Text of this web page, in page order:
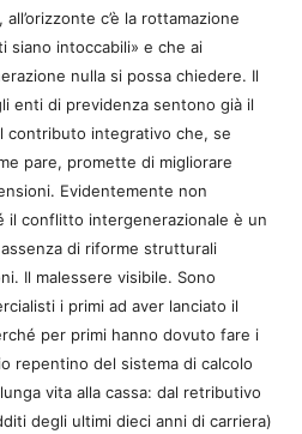
c’è la rottamazione
siano intoccabili» e che ai
nulla si possa chiedere. Il
enti di previdenza sentono già il
contributo integrativo che, se
pare, promette di migliorare
Evidentemente non
il conflitto intergenerazionale è un
di riforme strutturali
Il malessere visibile. Sono
i primi ad aver lanciato il
per primi hanno dovuto fare i
repentino del sistema di calcolo
vita alla cassa: dal retributivo
degli ultimi dieci anni di carriera)